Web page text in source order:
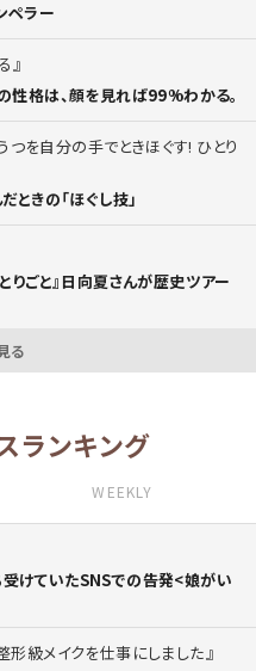
ペラー
格は、顔を見れば99%わかる。
つを自分の手でときほぐす! ひとり
きの「ほぐし技」
りごと』日向夏さんが歴史ツアー
る
ランキング
WEEKLY
受けていたSNSでの告発<娘がい
形級メイクを仕事にしました